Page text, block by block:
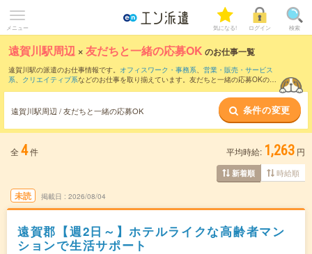
メニュー 気になる! ログイン 検索
遠賀川駅周辺 ×友だちと一緒の応募OK のお仕事一覧
遠賀川駅の派遣のお仕事情報です。 オフィスワーク・事務系、 営業・販売・サービス
系、 クリエイティブ系などのお仕事を取り揃えています。友だちと一緒の応募OKの条
遠賀川駅周辺 / 友だちと一緒の応募OK 条件の変更
全 4件 平均時給: 1,263 円
新着順 時給順
未読 掲載日 2026/08/04
遠賀郡【週2日～】ホテルライクな高齢者マン
ションで生活サポート